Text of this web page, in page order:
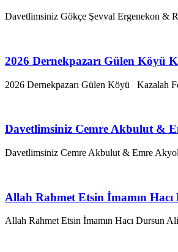
Davetlimsiniz Gökçe Şevval Ergenekon &
2026 Dernekpazarı Gülen Köyü
2026 Dernekpazarı Gülen Köyü Kazalah
Davetlimsiniz Cemre Akbulut &
Davetlimsiniz Cemre Akbulut & Emre Akyol
Allah Rahmet Etsin İmamın
Allah Rahmet Etsin İmamın Hacı Dursun